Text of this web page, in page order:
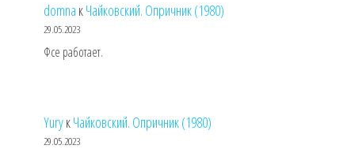
domna кЧайковский. Опричник (1980)
29.05.2023
Фсе работает.
YuryкЧайковский. Опричник (1980)
29.05.2023